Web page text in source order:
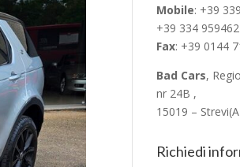
Mobile: +39
+39 334 959462
Fax: +39 0144
Bad Cars,
nr 24B ,
15019 –
Richiedi